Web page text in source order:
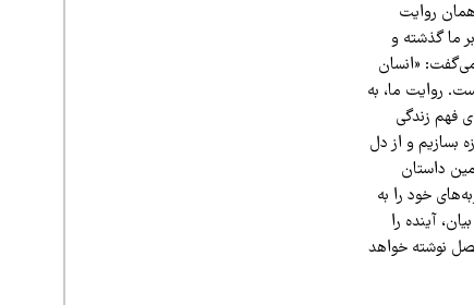
همان روایت
ما گذشته و
می‌گفت: «انسان
روایت ما، به
فهم زندگی
بسازیم و از دل
داستان
خود را به
آینده را
نوشته خواهد